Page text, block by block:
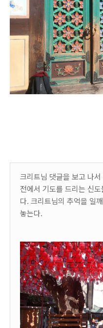
크리트님 댓글을 보고 나
전에서 기도를 드리는 신
다. 크리트님의 추억을 일
놓는다.